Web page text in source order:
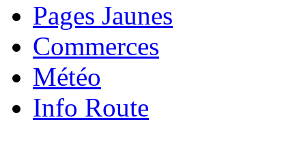
Pages Jaunes
Commerces
Météo
Info Route